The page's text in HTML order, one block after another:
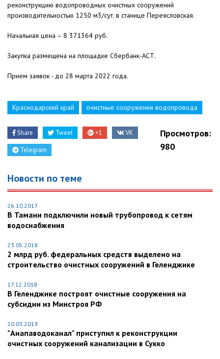
реконструкцию водопроводных очистных сооружений
производительностью 1250 м3/сут. в станице Переясловская.
Начальная цена – 8 371364 руб.
Закупка размещена на площадке Сбербанк-АСТ.
Прием заявок - до 28 марта 2022 года.
Краснодарский край очистные сооружения водопровода
Share Tweet +1 VK
Telegram
Просмотров:
980
Новости по теме
26.10.2017
В Тамани подключили новый трубопровод к сетям
водоснабжения
23.05.2018
2 млрд руб. федеральных средств выделено на
строительство очистных сооружений в Геленджике
17.12.2018
В Геленджике построят очистные сооружения на
субсидии из Минстроя РФ
20.03.2019
"Анапаводоканал" приступил к реконструкции
очистных сооружений канализации в Сукко